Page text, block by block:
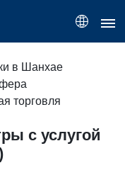
в Шанхае
торговля
с услугой